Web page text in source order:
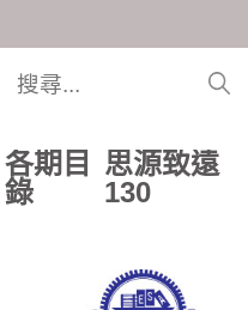
各期目
錄
思源致遠
130